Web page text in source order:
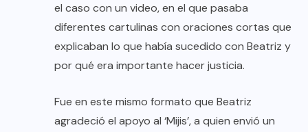
el caso con un video, en el que pasaba
diferentes cartulinas con oraciones cortas que
explicaban lo que había sucedido con Beatriz y
por qué era importante hacer justicia.
Fue en este mismo formato que Beatriz
agradeció el apoyo al ‘Mijis’, a quien envió un